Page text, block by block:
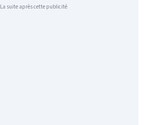
La suite après cette publicité